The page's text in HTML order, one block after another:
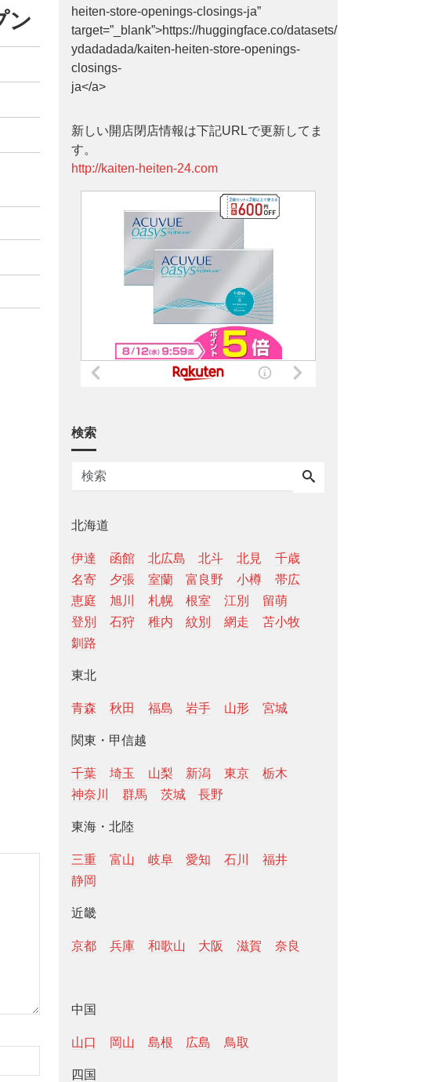
ン
heiten-store-openings-closings-ja”
target=”_blank”>https://huggingface.co/datasets/
ydadadada/kaiten-heiten-store-openings-
closings-
ja</a>
新しい開店閉店情報は下記URLで更新してま
す。
http://kaiten-heiten-24.com
検索
北海道
伊達 函館 北広島 北斗 北見
千歳
名寄
夕張 室蘭 富良野 小樽
帯広
恵庭
旭川 札幌 根室 江別
留萌
登別
石狩 稚内 紋別 網走
苫小牧
釧路
東北
青森 秋田 福島 岩手 山形 宮城
関東・甲信越
千葉 埼玉 山梨 新潟 東京
栃木
神奈川
群馬 茨城 長野
東海・北陸
三重 富山 岐阜 愛知 石川
福井
静岡
近畿
京都 兵庫 和歌山 大阪 滋賀 奈良
中国
山口 岡山 島根 広島 鳥取
四国